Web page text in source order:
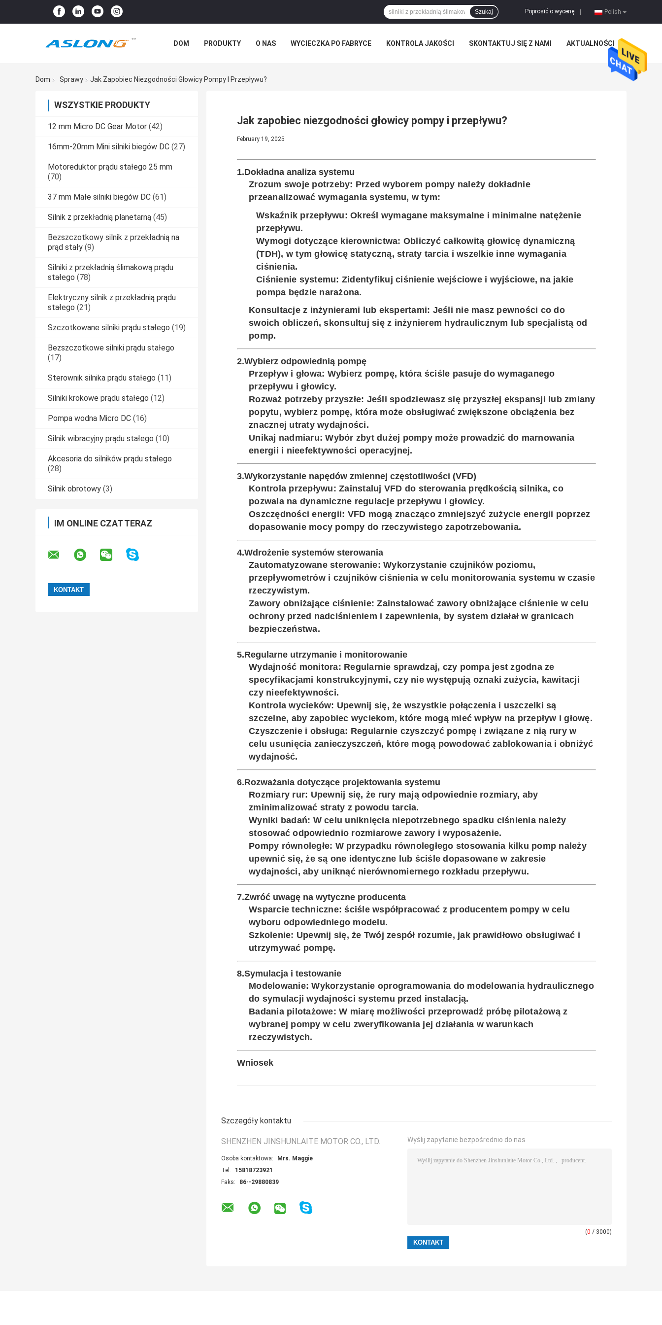
Polish
Poprosić o wycenę
Szukaj
DOM PRODUKTY O NAS WYCIECZKA PO FABRYCE KONTROLA JAKOŚCI SKONTAKTUJ SIĘ Z NAMI AKTUALNOŚCI
Dom
Sprawy Jak Zapobiec Niezgodności Głowicy Pompy I Przepływu?
WSZYSTKIE PRODUKTY
12 mm Micro DC Gear Motor (42)
16mm-20mm Mini silniki biegów DC (27)
Motoreduktor prądu stałego 25 mm
(70)
37 mm Małe silniki biegów DC (61)
Silnik z przekładnią planetarną (45)
Bezszczotkowy silnik z przekładnią na
prąd stały (9)
Silniki z przekładnią ślimakową prądu
stałego (78)
Elektryczny silnik z przekładnią prądu
stałego (21)
Szczotkowane silniki prądu stałego (19)
Bezszczotkowe silniki prądu stałego
(17)
Sterownik silnika prądu stałego (11)
Silniki krokowe prądu stałego (12)
Pompa wodna Micro DC (16)
Silnik wibracyjny prądu stałego (10)
Akcesoria do silników prądu stałego
(28)
Silnik obrotowy (3)
IM ONLINE CZAT TERAZ
Jak zapobiec niezgodności głowicy pompy i przepływu?
February 19, 2025
1.Dokładna analiza systemu
Zrozum swoje potrzeby: Przed wyborem pompy należy dokładnie
przeanalizować wymagania systemu, w tym:
Wskaźnik przepływu: Określ wymagane maksymalne i minimalne natężenie
przepływu.
Wymogi dotyczące kierownictwa: Obliczyć całkowitą głowicę dynamiczną
(TDH), w tym głowicę statyczną, straty tarcia i wszelkie inne wymagania
ciśnienia.
Ciśnienie systemu: Zidentyfikuj ciśnienie wejściowe i wyjściowe, na jakie
pompa będzie narażona.
Konsultacje z inżynierami lub ekspertami: Jeśli nie masz pewności co do
swoich obliczeń, skonsultuj się z inżynierem hydraulicznym lub specjalistą od
pomp.
2.Wybierz odpowiednią pompę
Przepływ i głowa: Wybierz pompę, która ściśle pasuje do wymaganego
przepływu i głowicy.
Rozważ potrzeby przyszłe: Jeśli spodziewasz się przyszłej ekspansji lub zmiany
popytu, wybierz pompę, która może obsługiwać zwiększone obciążenia bez
znacznej utraty wydajności.
Unikaj nadmiaru: Wybór zbyt dużej pompy może prowadzić do marnowania
energii i nieefektywności operacyjnej.
3.Wykorzystanie napędów zmiennej częstotliwości (VFD)
Kontrola przepływu: Zainstaluj VFD do sterowania prędkością silnika, co
pozwala na dynamiczne regulacje przepływu i głowicy.
Oszczędności energii: VFD mogą znacząco zmniejszyć zużycie energii poprzez
dopasowanie mocy pompy do rzeczywistego zapotrzebowania.
4.Wdrożenie systemów sterowania
Zautomatyzowane sterowanie: Wykorzystanie czujników poziomu,
przepływometrów i czujników ciśnienia w celu monitorowania systemu w czasie
rzeczywistym.
Zawory obniżające ciśnienie: Zainstalować zawory obniżające ciśnienie w celu
ochrony przed nadciśnieniem i zapewnienia, by system działał w granicach
bezpieczeństwa.
5.Regularne utrzymanie i monitorowanie
Wydajność monitora: Regularnie sprawdzaj, czy pompa jest zgodna ze
specyfikacjami konstrukcyjnymi, czy nie występują oznaki zużycia, kawitacji
czy nieefektywności.
Kontrola wycieków: Upewnij się, że wszystkie połączenia i uszczelki są
szczelne, aby zapobiec wyciekom, które mogą mieć wpływ na przepływ i głowę.
Czyszczenie i obsługa: Regularnie czyszczyć pompę i związane z nią rury w
celu usunięcia zanieczyszczeń, które mogą powodować zablokowania i obniżyć
wydajność.
6.Rozważania dotyczące projektowania systemu
Rozmiary rur: Upewnij się, że rury mają odpowiednie rozmiary, aby
zminimalizować straty z powodu tarcia.
Wyniki badań: W celu uniknięcia niepotrzebnego spadku ciśnienia należy
stosować odpowiednio rozmiarowe zawory i wyposażenie.
Pompy równoległe: W przypadku równoległego stosowania kilku pomp należy
upewnić się, że są one identyczne lub ściśle dopasowane w zakresie
wydajności, aby uniknąć nierównomiernego rozkładu przepływu.
7.Zwróć uwagę na wytyczne producenta
Wsparcie techniczne: ściśle współpracować z producentem pompy w celu
wyboru odpowiedniego modelu.
Szkolenie: Upewnij się, że Twój zespół rozumie, jak prawidłowo obsługiwać i
utrzymywać pompę.
8.Symulacja i testowanie
Modelowanie: Wykorzystanie oprogramowania do modelowania hydraulicznego
do symulacji wydajności systemu przed instalacją.
Badania pilotażowe: W miarę możliwości przeprowadź próbę pilotażową z
wybranej pompy w celu zweryfikowania jej działania w warunkach
rzeczywistych.
Wniosek
Szczegóły kontaktu
SHENZHEN JINSHUNLAITE MOTOR CO., LTD.
Osoba kontaktowa:
Mrs. Maggie
Tel:
15818723921
Faks:
86--29880839
Wyślij zapytanie bezpośrednio do nas
(0 / 3000)